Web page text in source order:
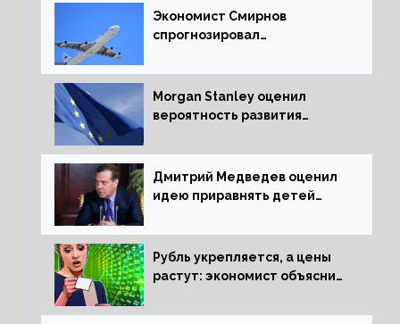
Экономист Смирнов
спрогнозировал
России
Morgan Stanley оценил
вероятность развития
Дмитрий Медведев оценил
идею приравнять детей
Рубль укрепляется, а цены
растут: экономист объяснил
на рынок РФ